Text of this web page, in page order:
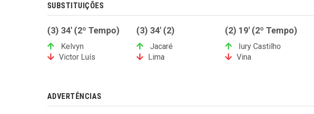
SUBSTITUIÇÕES
(3) 34' (2º Tempo)
Kelvyn
Victor Luís
(3) 34' (2)
Jacaré
Lima
(2) 19' (2º Tempo)
Iury Castilho
Vina
ADVERTÊNCIAS